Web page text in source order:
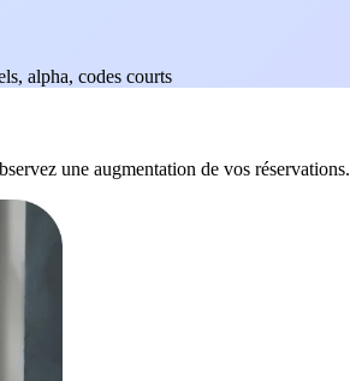
alpha, codes courts
une augmentation de vos réservations.